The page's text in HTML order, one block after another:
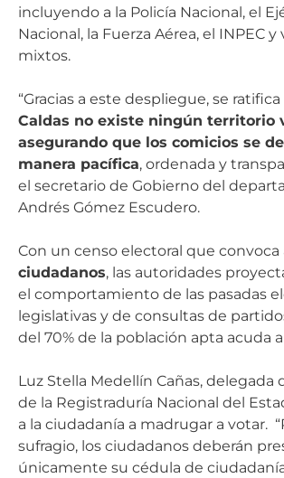
incluyendo a la Policía Nacional, el
Nacional, la Fuerza Aérea, el INPEC
mixtos.
“Gracias a este despliegue, se
Caldas no existe ningún territorio
asegurando que los comicios se
manera pacífica, ordenada y
el secretario de Gobierno del
Andrés Gómez Escudero.
Con un censo electoral que convoca
ciudadanos, las autoridades
el comportamiento de las pasadas
legislativas y de consultas de
del 70% de la población apta acuda
Luz Stella Medellín Cañas,
de la Registraduría Nacional del
a la ciudadanía a madrugar a votar.
sufragio, los ciudadanos deberán
únicamente su cédula de